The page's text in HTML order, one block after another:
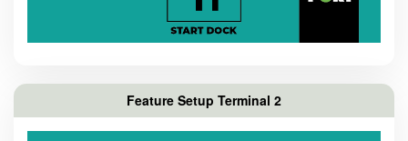
Feature Setup Terminal 2